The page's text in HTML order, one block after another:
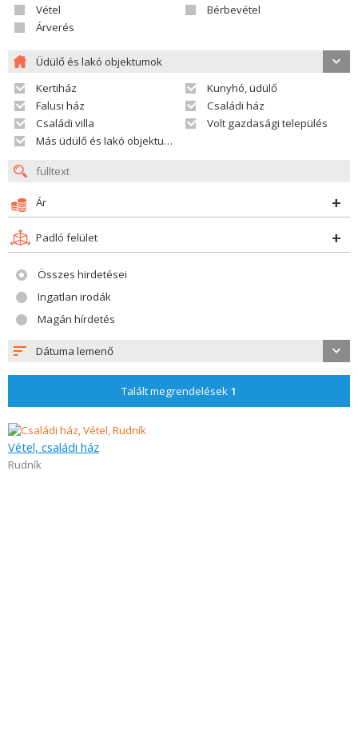
Vétel
Bérbevétel
Árverés
Üdülő és lakó objektumok
Kertiház
Kunyhó, üdülő
Falusi ház
Családi ház
Családi villa
Volt gazdasági település
Más üdülő és lakó objektumok
Ár
Padló felület
Összes hirdetései
Ingatlan irodák
Magán hírdetés
Dátuma lemenő
Talált megrendelések 1
Vétel, családi ház
Rudník